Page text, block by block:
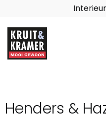
Henders &